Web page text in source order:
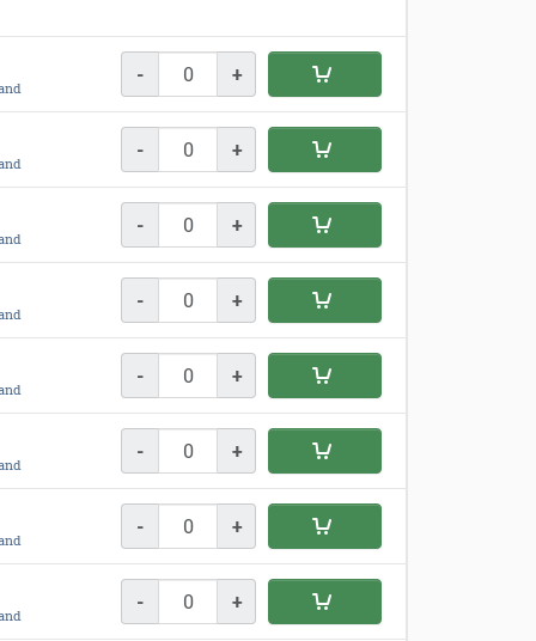
- +
- +
- +
- +
- +
- +
- +
- +